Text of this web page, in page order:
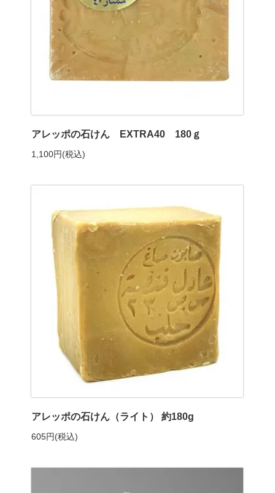
アレッポの石けん EXTRA40 180ｇ
1,100円(税込)
アレッポの石けん（ライト） 約180g
605円(税込)